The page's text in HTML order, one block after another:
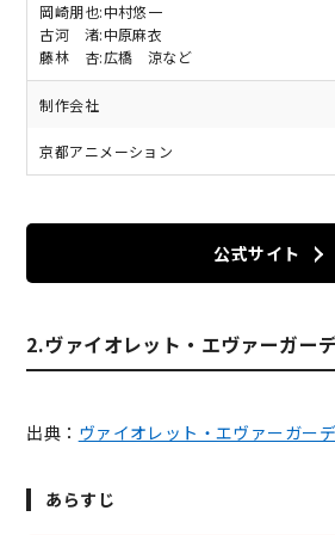
岡崎朋也:中村悠一
古河 渚:中原麻衣
藤林 杏:広橋 涼など
制作会社
京都アニメーション
公式サイト
2.ヴァイオレット・エヴァーガー
出典： ヴァイオレット・エヴァーガー
あらすじ